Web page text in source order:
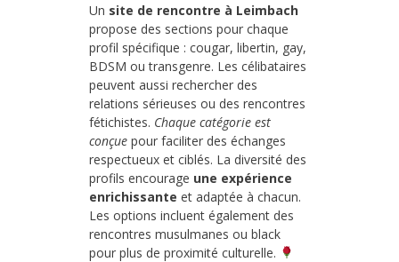
Un site de rencontre à Leimbach
propose des sections pour chaque
profil spécifique : cougar, libertin, gay,
BDSM ou transgenre. Les célibataires
peuvent aussi rechercher des
relations sérieuses ou des rencontres
fétichistes. Chaque catégorie est
conçue pour faciliter des échanges
respectueux et ciblés. La diversité des
profils encourage une expérience
enrichissante et adaptée à chacun.
Les options incluent également des
rencontres musulmanes ou black
pour plus de proximité culturelle.